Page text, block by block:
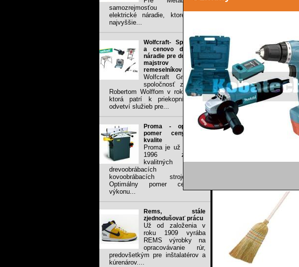
samozrejmosťou vyrábať
elektrické náradie, ktoré spĺňa
najvyššie...
Wolfcraft- Spoľahlivé
a cenovo dostupné
náradie pre domacich
majstrov a
remeselníkov
Wolfcraft GmbH je
spoločnosť založená
Robertom Wolffom v roku 1949,
ktorá patrí k priekopníkom v
odvetví služieb pre...
Proma - optimálny
pomer ceny voči
kvalite
Proma je už od roku
1996 značkou
kvalitných
drevoobrábacích a
kovoobrábacích strojov .
Optimálny pomer ceny a
výkonu...
Rems, stále
zjednodušovať prácu
Už od založenia v
roku 1909 vyrába
REMS výrobky na
opracovávanie rúr,
predovšetkým pre inštalatérov a
kúrenárov....